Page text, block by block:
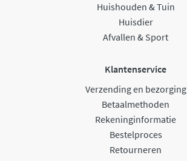
Huishouden & Tuin
Huisdier
Afvallen & Sport
Klantenservice
Verzending en bezorging
Betaalmethoden
Rekeninginformatie
Bestelproces
Retourneren